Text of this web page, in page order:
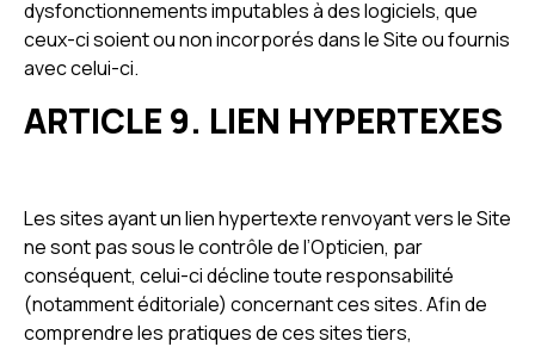
dysfonctionnements imputables à des logiciels, que
ceux-ci soient ou non incorporés dans le Site ou fournis
avec celui-ci.
ARTICLE 9. LIEN HYPERTEXES
Les sites ayant un lien hypertexte renvoyant vers le Site
ne sont pas sous le contrôle de l’Opticien, par
conséquent, celui-ci décline toute responsabilité
(notamment éditoriale) concernant ces sites. Afin de
comprendre les pratiques de ces sites tiers,